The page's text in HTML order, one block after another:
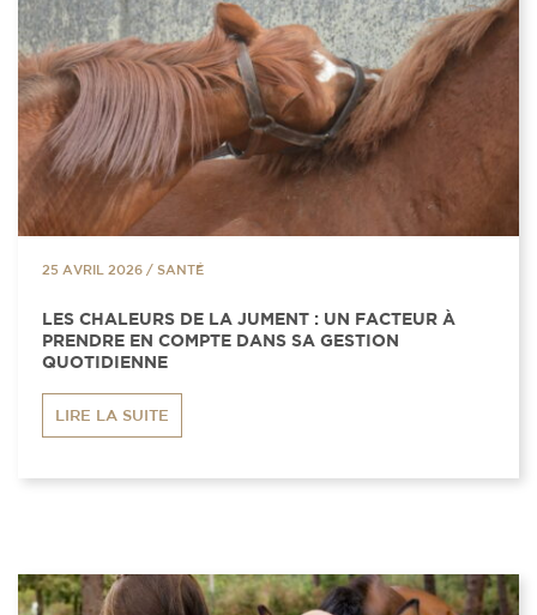
25 AVRIL 2026 / SANTÉ
LES CHALEURS DE LA JUMENT : UN FACTEUR À
PRENDRE EN COMPTE DANS SA GESTION
QUOTIDIENNE
LIRE LA SUITE